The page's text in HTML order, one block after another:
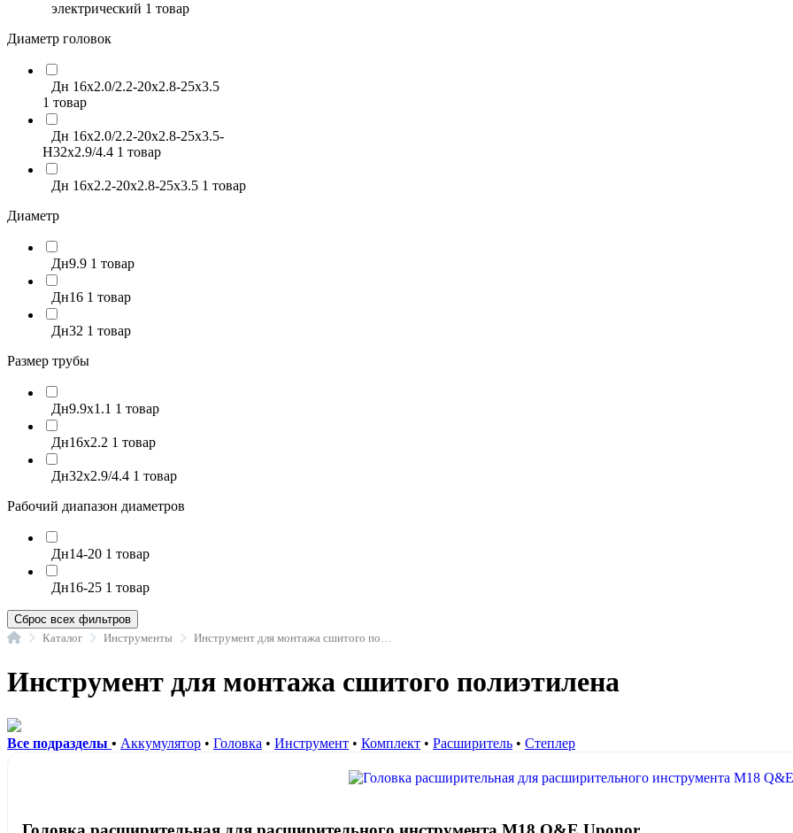
электрический 1 товар
Диаметр головок
Дн 16x2.0/2.2-20x2.8-25x3.5
1 товар
Дн 16x2.0/2.2-20x2.8-25x3.5-
H32x2.9/4.4 1 товар
Дн 16x2.2-20x2.8-25x3.5 1 товар
Диаметр
Дн9.9 1 товар
Дн16 1 товар
Дн32 1 товар
Размер трубы
Дн9.9х1.1 1 товар
Дн16х2.2 1 товар
Дн32х2.9/4.4 1 товар
Рабочий диапазон диаметров
Дн14-20 1 товар
Дн16-25 1 товар
Сброс всех фильтров
ГлавнаяКаталог Инструменты
Инструмент для монтажа сшитого полиэтилена
Все подразделы • Аккумулятор • Головка • Инструмент • Комплект • Расширитель • Степлер